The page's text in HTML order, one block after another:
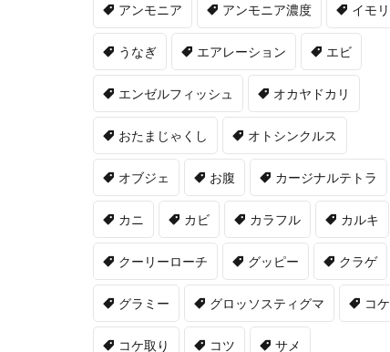
アンモニア アンモニア濃度 イモリ
うなぎ エアレーション エビ
エンゼルフィッシュ オカヤドカリ
おたまじゃくし オトシンクルス
オブジェ お腹 カージナルテトラ
カニ カビ カラフル カルキ
クーリーローチ グッピー クラゲ
グラミー グロッソスティグマ コケ
コケ取り コツ サメ